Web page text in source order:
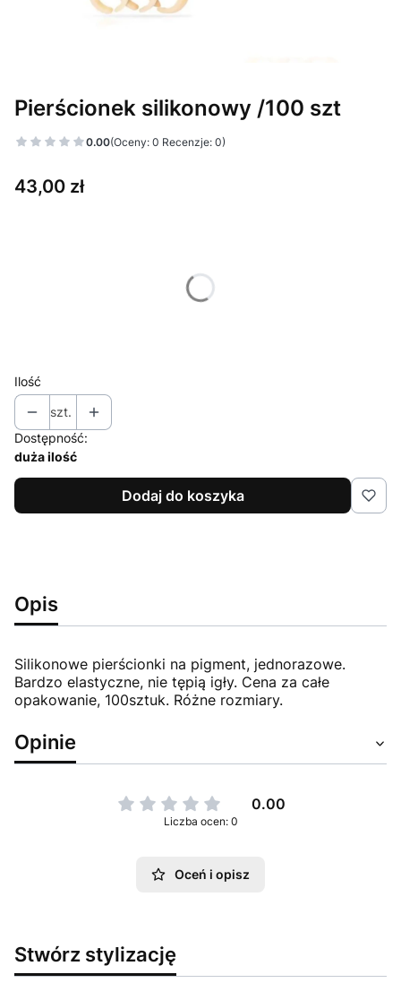
Pierścionek silikonowy /100 szt
0.00(Oceny: 0 Recenzje: 0)
Cena
43,00 zł
Ilość
szt.
Dostępność:
duża ilość
Dodaj do koszyka
Opis
Silikonowe pierścionki na pigment, jednorazowe.
Bardzo elastyczne, nie tępią igły. Cena za całe
opakowanie, 100sztuk. Różne rozmiary.
Opinie
0.00
Liczba ocen: 0
Oceń i opisz
Stwórz stylizację